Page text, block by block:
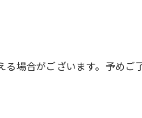
場合がございます。予めご